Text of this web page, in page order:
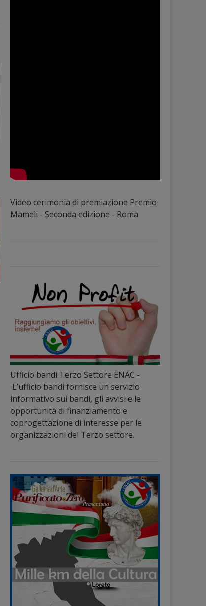
Video cerimonia di premiazione Premio
Mameli - Seconda edizione - Roma
Ufficio bandi Terzo Settore ENAC -
L’ufficio bandi fornisce un servizio
informativo sui bandi, gli avvisi e le
opportunità di finanziamento e
coprogettazione di interesse per le
organizzazioni del Terzo settore.